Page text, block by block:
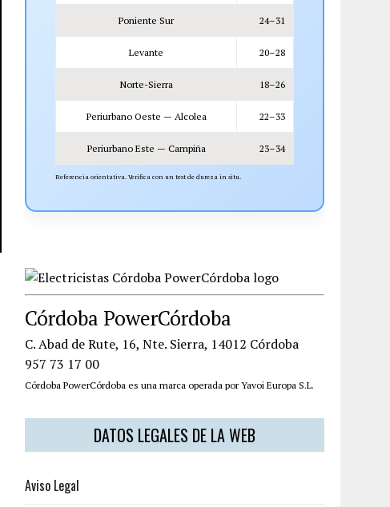
Poniente Sur 24–31
Levante 20–28
Norte-Sierra 18–26
Periurbano Oeste — Alcolea 22–33
Periurbano Este — Campiña 23–34
Referencia orientativa. Verifica con un test de dureza in situ.
Córdoba PowerCórdoba
C. Abad de Rute, 16, Nte. Sierra, 14012 Córdoba
957 73 17 00
Córdoba PowerCórdoba es una marca operada por Yavoi Europa S.L.
DATOS LEGALES DE LA WEB
Aviso Legal